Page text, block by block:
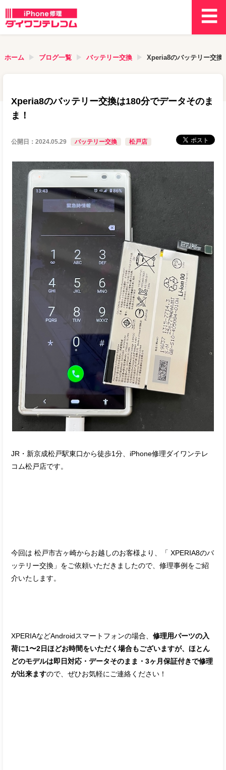
ホーム ブログ一覧 バッテリー交換 Xperia8のバッテリー交換
Xperia8のバッテリー交換は180分でデータそのま
ま！
公開日：2024.05.29 バッテリー交換 松戸店
JR・新京成松戸駅東口から徒歩1分、iPhone修理ダイワンテレ
コム松戸店です。
今回は 松戸市古ヶ崎からお越しのお客様より、「 XPERIA8のバ
ッテリー交換」をご依頼いただきましたので、修理事例をご紹
介いたします。
XPERIAなどAndroidスマートフォンの場合、修理用パーツの入
荷に1〜2日ほどお時間をいただく場合もございますが、ほとん
どのモデルは即日対応・データそのまま・3ヶ月保証付きで修理
が出来ますので、ぜひお気軽にご連絡ください！